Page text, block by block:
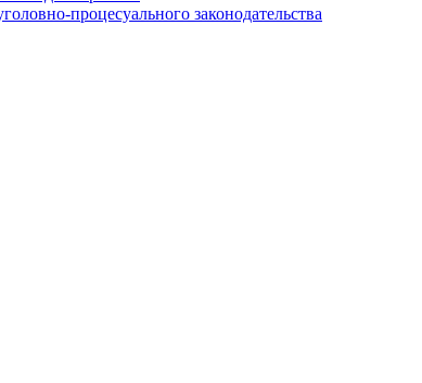
процесуального законодательства